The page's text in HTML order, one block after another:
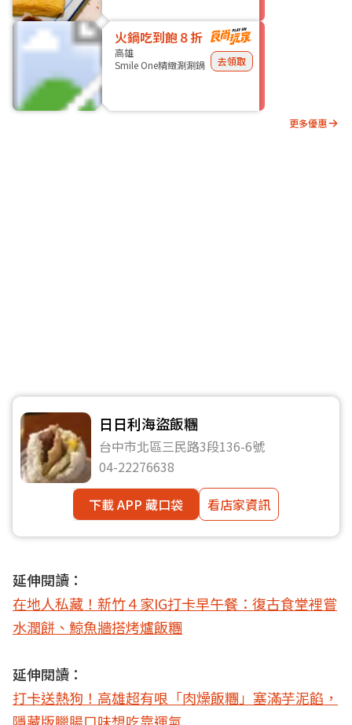
火鍋吃到飽８折
高雄
Smile One精緻涮涮鍋
去領取
更多優惠
日日利海盜飯糰
台中市北區三民路3段136-6號
04-22276638
下載 APP 藏口袋
看店家資訊
延伸閱讀：
在地人私藏！新竹４家IG打卡早午餐：復古食堂裡嘗
水潤餅、鯨魚牆搭烤爐飯糰
延伸閱讀：
打卡送熱狗！高雄超有哏「肉燥飯糰」塞滿芋泥餡，